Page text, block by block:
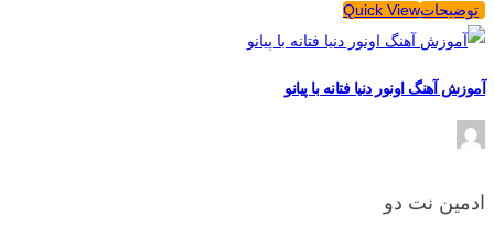
توضیحاتQuick View
آموزش آهنگ اونور دنیا فتانه با پیانو
ادمین نت دو